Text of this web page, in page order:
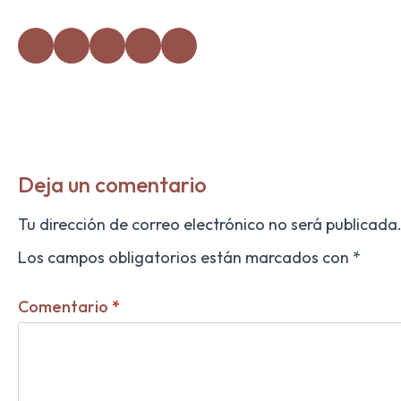
Deja un comentario
Tu dirección de correo electrónico no será publicada.
Los campos obligatorios están marcados con *
Comentario *